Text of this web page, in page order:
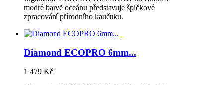
modré barvě oceánu představuje špičkové
zpracování přírodního kaučuku.
Diamond ECOPRO 6mm...
1 479 Kč